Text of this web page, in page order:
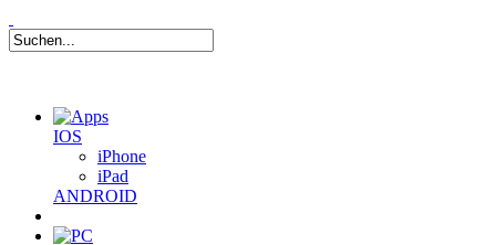
IOS
iPhone
iPad
ANDROID